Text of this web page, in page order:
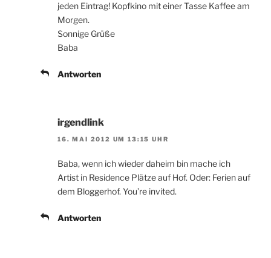
jeden Eintrag! Kopfkino mit einer Tasse Kaffee am
Morgen.
Sonnige Grüße
Baba
Antworten
irgendlink
16. MAI 2012 UM 13:15 UHR
Baba, wenn ich wieder daheim bin mache ich
Artist in Residence Plätze auf Hof. Oder: Ferien auf
dem Bloggerhof. You’re invited.
Antworten